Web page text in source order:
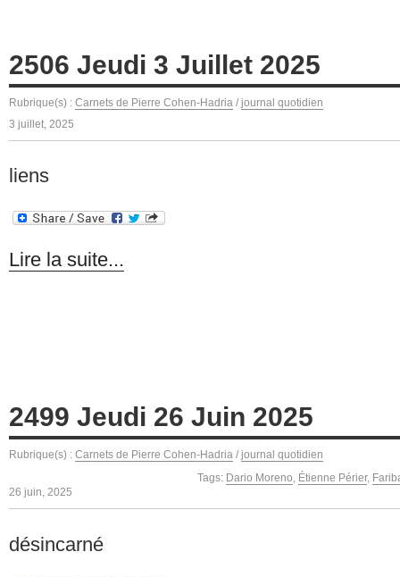
2506 Jeudi 3 Juillet 2025
Rubrique(s) : Carnets de Pierre Cohen-Hadria / journal quotidien
3 juillet, 2025
liens
Lire la suite...
2499 Jeudi 26 Juin 2025
Rubrique(s) : Carnets de Pierre Cohen-Hadria / journal quotidien
Tags: Dario Moreno, Étienne Périer,
26 juin, 2025
désincarné